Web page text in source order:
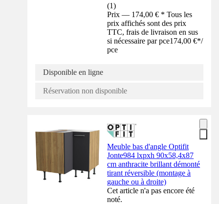
(1)
Prix — 174,00 € * Tous les
prix affichés sont des prix
TTC, frais de livraison en sus
si nécessaire par pce174,00 €*/
pce
Disponible en ligne
Réservation non disponible
Meuble bas d'angle Optifit
Jonte984 lxpxh 90x58,4x87
cm anthracite brillant démonté
tirant réversible (montage à
gauche ou à droite)
Cet article n'a pas encore été
noté.